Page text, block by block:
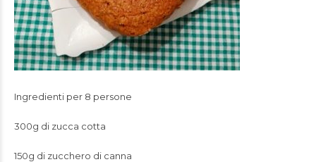
Ingredienti per 8 persone
300g di zucca cotta
150g di zucchero di canna